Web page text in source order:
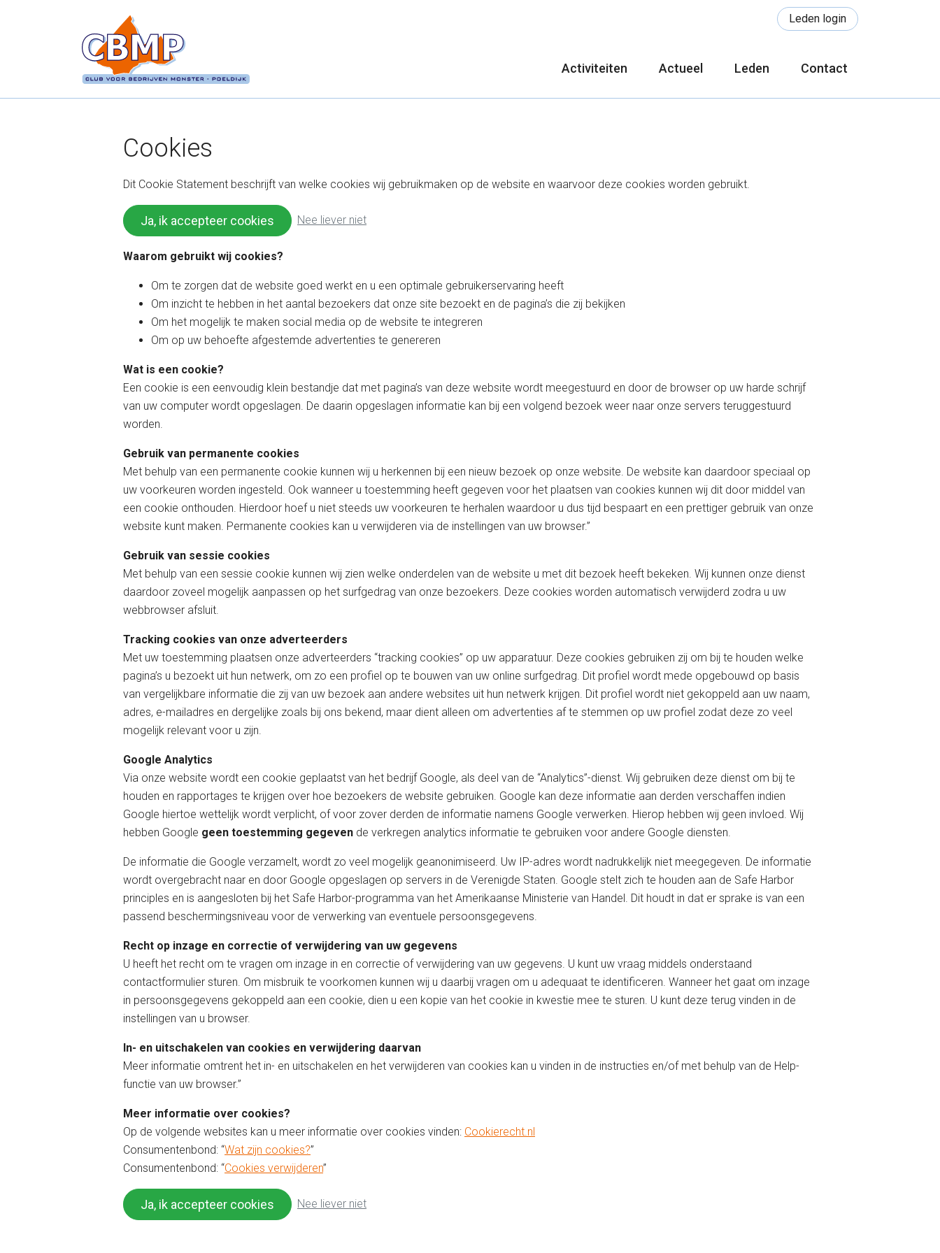
Leden login
Activiteiten Actueel Leden Contact
Cookies
Dit Cookie Statement beschrijft van welke cookies wij gebruikmaken op de website en waarvoor deze cookies worden gebruikt.
Ja, ik accepteer cookies Nee liever niet
Waarom gebruikt wij cookies?
Om te zorgen dat de website goed werkt en u een optimale gebruikerservaring heeft
Om inzicht te hebben in het aantal bezoekers dat onze site bezoekt en de pagina’s die zij bekijken
Om het mogelijk te maken social media op de website te integreren
Om op uw behoefte afgestemde advertenties te genereren
Wat is een cookie?
Een cookie is een eenvoudig klein bestandje dat met pagina’s van deze website wordt meegestuurd en door de browser op uw harde schrijf
van uw computer wordt opgeslagen. De daarin opgeslagen informatie kan bij een volgend bezoek weer naar onze servers teruggestuurd
worden.
Gebruik van permanente cookies
Met behulp van een permanente cookie kunnen wij u herkennen bij een nieuw bezoek op onze website. De website kan daardoor speciaal op
uw voorkeuren worden ingesteld. Ook wanneer u toestemming heeft gegeven voor het plaatsen van cookies kunnen wij dit door middel van
een cookie onthouden. Hierdoor hoef u niet steeds uw voorkeuren te herhalen waardoor u dus tijd bespaart en een prettiger gebruik van onze
website kunt maken. Permanente cookies kan u verwijderen via de instellingen van uw browser.”
Gebruik van sessie cookies
Met behulp van een sessie cookie kunnen wij zien welke onderdelen van de website u met dit bezoek heeft bekeken. Wij kunnen onze dienst
daardoor zoveel mogelijk aanpassen op het surfgedrag van onze bezoekers. Deze cookies worden automatisch verwijderd zodra u uw
webbrowser afsluit.
Tracking cookies van onze adverteerders
Met uw toestemming plaatsen onze adverteerders “tracking cookies” op uw apparatuur. Deze cookies gebruiken zij om bij te houden welke
pagina’s u bezoekt uit hun netwerk, om zo een profiel op te bouwen van uw online surfgedrag. Dit profiel wordt mede opgebouwd op basis
van vergelijkbare informatie die zij van uw bezoek aan andere websites uit hun netwerk krijgen. Dit profiel wordt niet gekoppeld aan uw naam,
adres, e-mailadres en dergelijke zoals bij ons bekend, maar dient alleen om advertenties af te stemmen op uw profiel zodat deze zo veel
mogelijk relevant voor u zijn.
Google Analytics
Via onze website wordt een cookie geplaatst van het bedrijf Google, als deel van de “Analytics”-dienst. Wij gebruiken deze dienst om bij te
houden en rapportages te krijgen over hoe bezoekers de website gebruiken. Google kan deze informatie aan derden verschaffen indien
Google hiertoe wettelijk wordt verplicht, of voor zover derden de informatie namens Google verwerken. Hierop hebben wij geen invloed. Wij
hebben Google geen toestemming gegeven de verkregen analytics informatie te gebruiken voor andere Google diensten.
De informatie die Google verzamelt, wordt zo veel mogelijk geanonimiseerd. Uw IP-adres wordt nadrukkelijk niet meegegeven. De informatie
wordt overgebracht naar en door Google opgeslagen op servers in de Verenigde Staten. Google stelt zich te houden aan de Safe Harbor
principles en is aangesloten bij het Safe Harbor-programma van het Amerikaanse Ministerie van Handel. Dit houdt in dat er sprake is van een
passend beschermingsniveau voor de verwerking van eventuele persoonsgegevens.
Recht op inzage en correctie of verwijdering van uw gegevens
U heeft het recht om te vragen om inzage in en correctie of verwijdering van uw gegevens. U kunt uw vraag middels onderstaand
contactformulier sturen. Om misbruik te voorkomen kunnen wij u daarbij vragen om u adequaat te identificeren. Wanneer het gaat om inzage
in persoonsgegevens gekoppeld aan een cookie, dien u een kopie van het cookie in kwestie mee te sturen. U kunt deze terug vinden in de
instellingen van u browser.
In- en uitschakelen van cookies en verwijdering daarvan
Meer informatie omtrent het in- en uitschakelen en het verwijderen van cookies kan u vinden in de instructies en/of met behulp van de Help-
functie van uw browser.”
Meer informatie over cookies?
Op de volgende websites kan u meer informatie over cookies vinden: Cookierecht.nl
Consumentenbond: “Wat zijn cookies?”
Consumentenbond: “Cookies verwijderen”
Ja, ik accepteer cookies Nee liever niet